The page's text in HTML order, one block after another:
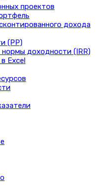
проектов
дохода
(PP)
нормы доходности (IRR)
Excel